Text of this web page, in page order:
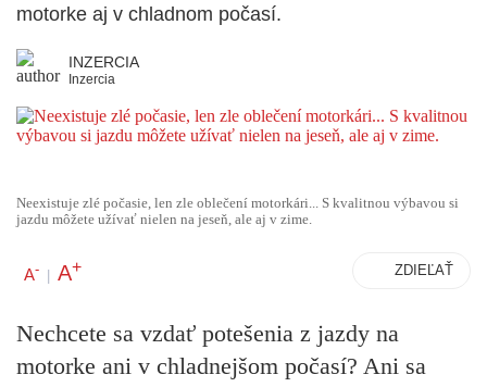
motorke aj v chladnom počasí.
INZERCIA
Inzercia
Neexistuje zlé počasie, len zle oblečení motorkári... S kvalitnou výbavou si
jazdu môžete užívať nielen na jeseň, ale aj v zime.
A- | A+ ZDIEĽAŤ
Nechcete sa vzdať potešenia z jazdy na
motorke ani v chladnejšom počasí? Ani sa